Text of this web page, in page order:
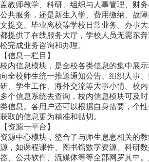
盖教师教学、科研、组织与人事管理、财务
公共服务，还是新生入学、费用缴纳、故
文提交、毕业离校等学校日常业务。办事
都提供了在线服务大厅，学校人员无需东
松完成业务咨询和办理。
【信息一栏目】
校内信息模块，是全校各类信息的集中展
向全校师生统一推送通知公告、组织人事
研、学生工作、海外交流等大事小情。校
多个信息系统去查询，校内信息模块可及
类信息。各用户还可以根据自身需要，个
获取的信息更为精准和贴切。
【资源一平台】
资源中心模块，整合了与师生息息相关的
源，如课程课件、图书馆数字资源、科研
器、公共软件、流媒体等等全部网罗其中。